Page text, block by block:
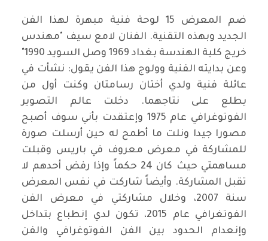
ضم المعرض 15 لوحة فنية مبهرة لهذا الفن
الجديد وبهذه التقنية. الفنان لامع سيف "مهندس
خريج كلية الهندسة بغداد 1969 وصل السويد 1990"
وعن بدايته الفنية وولوج هذا الفن يقول: نشأت في
عائلة فنية ولدي أختان رسامتان وكنت أول من
يطلع على نتاجهما. دخلت عالم التصوير
الفوتوغرافي عام 1975 وإعتقدت بأني سوف أصبح
مصورا جيدا ونلت ما أطمح له حين أرسلت صورة
للمشاركة في معرض معروف في باريس وقبلت
مساهمتي حيث كان 24 حكماً وإذا رفض أحدهم لا
تقبل المشاركة. وأيضاً شاركت في نفس المعرض
سنة 2007، وخلال مشاركتي في معرض الفن
الفوتغرافي عام 2015، تكون لدي إنطباع بتداخل
وإنعدام الحدود بين الفن الفوتوغرافي والفن